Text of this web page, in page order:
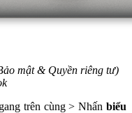
mật & Quyền riêng tư)
trên cùng > Nhấnbiểu